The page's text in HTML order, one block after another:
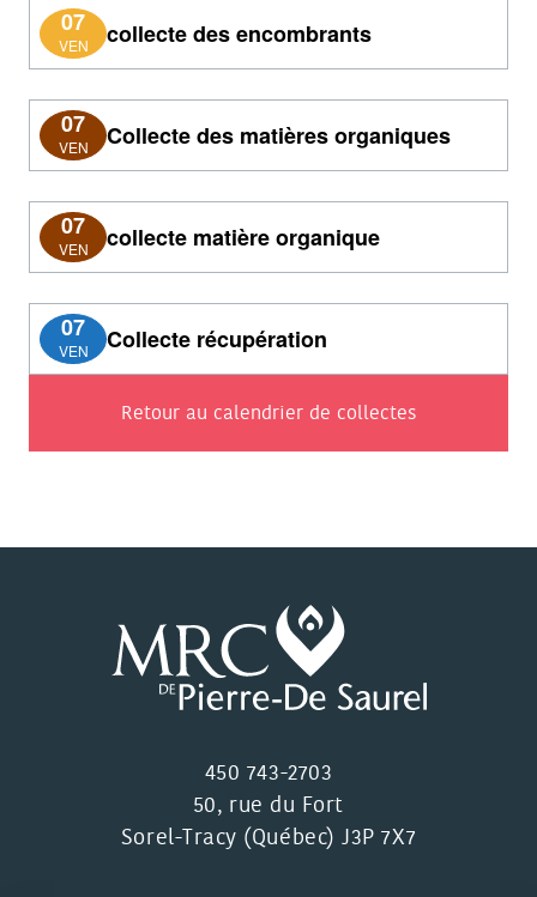
07
VEN collecte des encombrants
07
VEN Collecte des matières organiques
07
VEN collecte matière organique
07
VEN Collecte récupération
Retour au calendrier de collectes
450 743-2703
50, rue du Fort
Sorel-Tracy (Québec) J3P 7X7